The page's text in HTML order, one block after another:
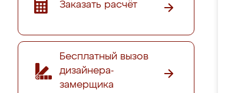
Заказать расчёт
Бесплатный вызов
дизайнера-
замерщика